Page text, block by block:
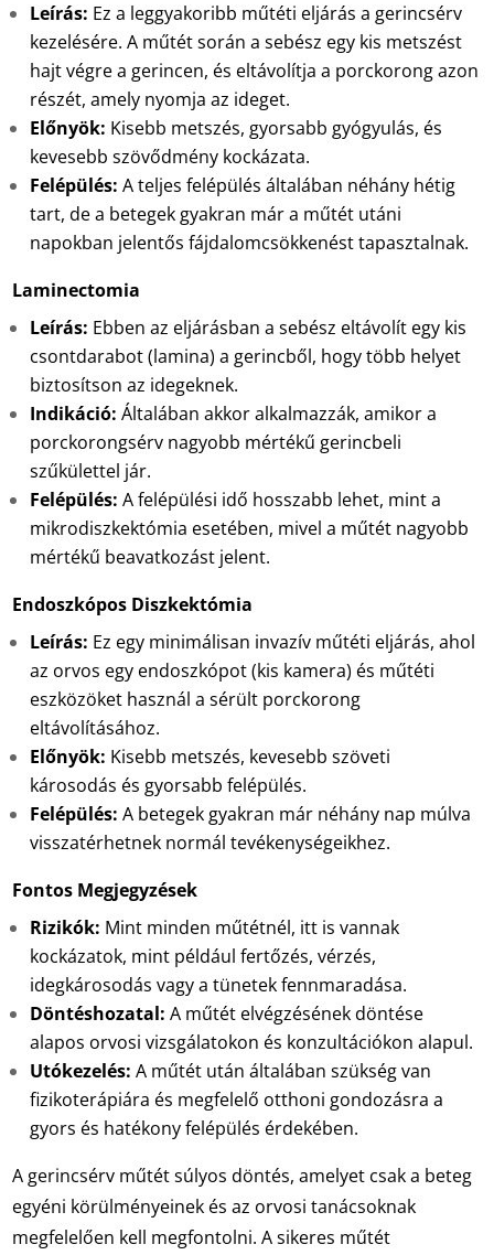
Leírás: Ez a leggyakoribb műtéti eljárás a gerincsérv
kezelésére. A műtét során a sebész egy kis metszést
hajt végre a gerincen, és eltávolítja a porckorong azon
részét, amely nyomja az ideget.
Előnyök: Kisebb metszés, gyorsabb gyógyulás, és
kevesebb szövődmény kockázata.
Felépülés: A teljes felépülés általában néhány hétig
tart, de a betegek gyakran már a műtét utáni
napokban jelentős fájdalomcsökkenést tapasztalnak.
Laminectomia
Leírás: Ebben az eljárásban a sebész eltávolít egy kis
csontdarabot (lamina) a gerincből, hogy több helyet
biztosítson az idegeknek.
Indikáció: Általában akkor alkalmazzák, amikor a
porckorongsérv nagyobb mértékű gerincbeli
szűkülettel jár.
Felépülés: A felépülési idő hosszabb lehet, mint a
mikrodiszkektómia esetében, mivel a műtét nagyobb
mértékű beavatkozást jelent.
Endoszkópos Diszkektómia
Leírás: Ez egy minimálisan invazív műtéti eljárás, ahol
az orvos egy endoszkópot (kis kamera) és műtéti
eszközöket használ a sérült porckorong
eltávolításához.
Előnyök: Kisebb metszés, kevesebb szöveti
károsodás és gyorsabb felépülés.
Felépülés: A betegek gyakran már néhány nap múlva
visszatérhetnek normál tevékenységeikhez.
Fontos Megjegyzések
Rizikók: Mint minden műtétnél, itt is vannak
kockázatok, mint például fertőzés, vérzés,
idegkárosodás vagy a tünetek fennmaradása.
Döntéshozatal: A műtét elvégzésének döntése
alapos orvosi vizsgálatokon és konzultációkon alapul.
Utókezelés: A műtét után általában szükség van
fizikoterápiára és megfelelő otthoni gondozásra a
gyors és hatékony felépülés érdekében.
A gerincsérv műtét súlyos döntés, amelyet csak a beteg
egyéni körülményeinek és az orvosi tanácsoknak
megfelelően kell megfontolni. A sikeres műtét